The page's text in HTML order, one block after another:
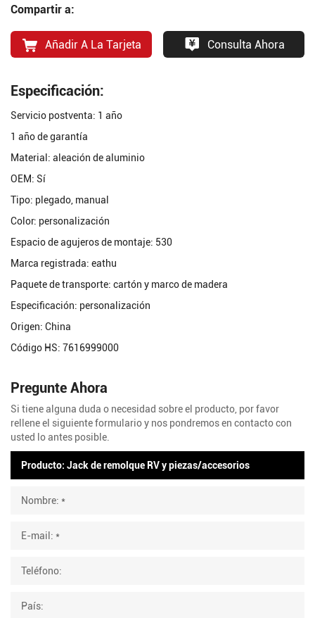
Compartir a:
Añadir A La Tarjeta Consulta Ahora
Especificación:
Servicio postventa: 1 año
1 año de garantía
Material: aleación de aluminio
OEM: Sí
Tipo: plegado, manual
Color: personalización
Espacio de agujeros de montaje: 530
Marca registrada: eathu
Paquete de transporte: cartón y marco de madera
Especificación: personalización
Origen: China
Código HS: 7616999000
Pregunte Ahora
Si tiene alguna duda o necesidad sobre el producto, por favor
rellene el siguiente formulario y nos pondremos en contacto con
usted lo antes posible.